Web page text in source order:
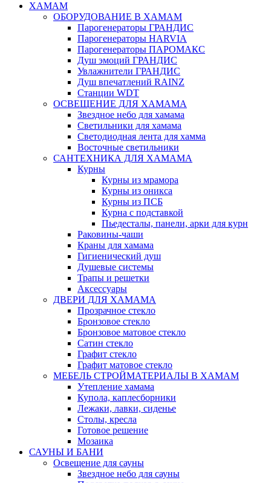
ХАМАМ
ОБОРУДОВАНИЕ В ХАМАМ
Парогенераторы ГРАНДИС
Парогенераторы HARVIA
Парогенераторы ПАРОМАКС
Душ эмоций ГРАНДИС
Увлажнители ГРАНДИС
Душ впечатлений RAINZ
Станции WDT
ОСВЕЩЕНИЕ ДЛЯ ХАМАМА
Звездное небо для хамама
Светильники для хамама
Светодиодная лента для хамма
Восточные светильники
САНТЕХНИКА ДЛЯ ХАМАМА
Курны
Курны из мрамора
Курны из оникса
Курны из ПСБ
Курна с подставкой
Пьедесталы, панели, арки для курн
Раковины-чаши
Краны для хамама
Гигиенический душ
Душевые системы
Трапы и решетки
Аксессуары
ДВЕРИ ДЛЯ ХАМАМА
Прозрачное стекло
Бронзовое стекло
Бронзовое матовое стекло
Сатин стекло
Графит стекло
Графит матовое стекло
МЕБЕЛЬ СТРОЙМАТЕРИАЛЫ В ХАМАМ
Утепление хамама
Купола, каплесборники
Лежаки, лавки, сиденье
Столы, кресла
Готовое решение
Мозаика
САУНЫ И БАНИ
Освещение для сауны
Звездное небо для сауны